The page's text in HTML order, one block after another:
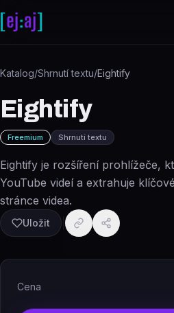
Katalog/Shrnutí textu/Eightify
Eightify
Freemium Shrnutí textu
Eightify je rozšíření prohlížeče,
YouTube videí a extrahuje
stránce videa.
Uložit
Cena